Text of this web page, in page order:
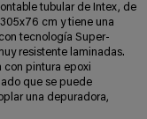
tubular de Intex, de
cm y tiene una
tecnología Super-
resistente laminadas.
con pintura epoxi
que se puede
una depuradora,